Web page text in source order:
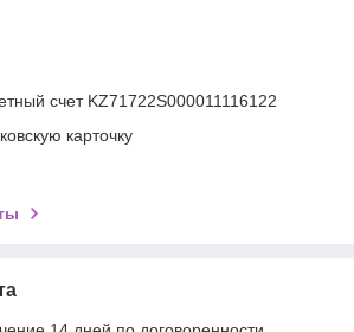
счет KZ71722S000011116122
карточку